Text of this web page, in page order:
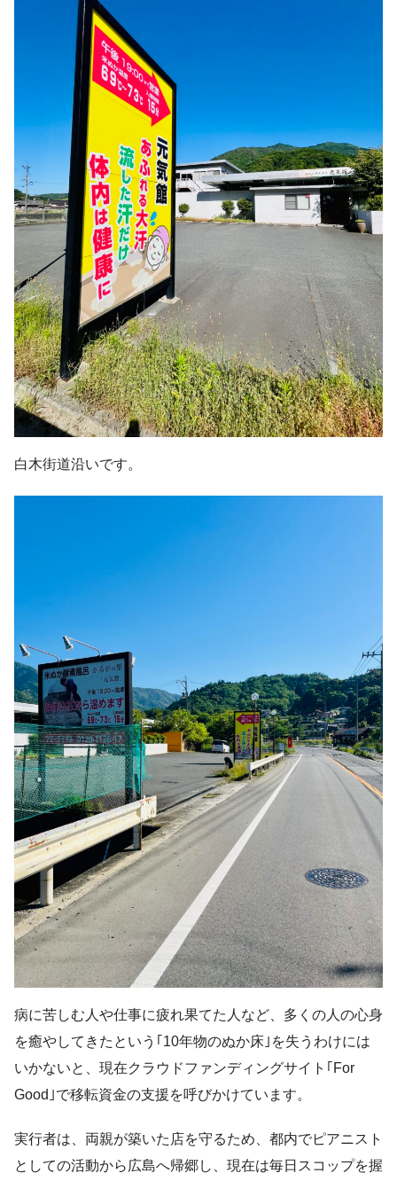
白木街道沿いです。
病に苦しむ人や仕事に疲れ果てた人など、多くの人の心身
を癒やしてきたという｢10年物のぬか床｣を失うわけには
いかないと、現在クラウドファンディングサイト｢For
Good｣で移転資金の支援を呼びかけています。
実行者は、両親が築いた店を守るため、都内でピアニスト
としての活動から広島へ帰郷し、現在は毎日スコップを握